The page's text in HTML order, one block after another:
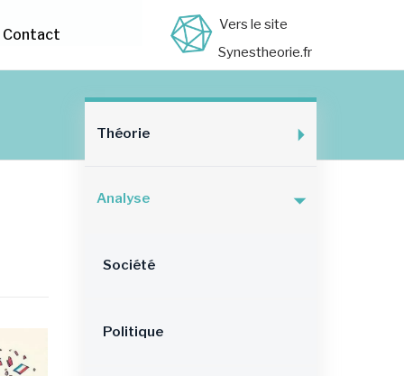
Contact
Vers le site
Synestheorie.fr
Théorie
Analyse
Société
Politique